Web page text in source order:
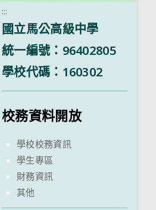
:::
國立馬公高級中學
統一編號：96402805
學校代碼：160302
校務資料開放
學校校務資訊
學生專區
財務資訊
其他